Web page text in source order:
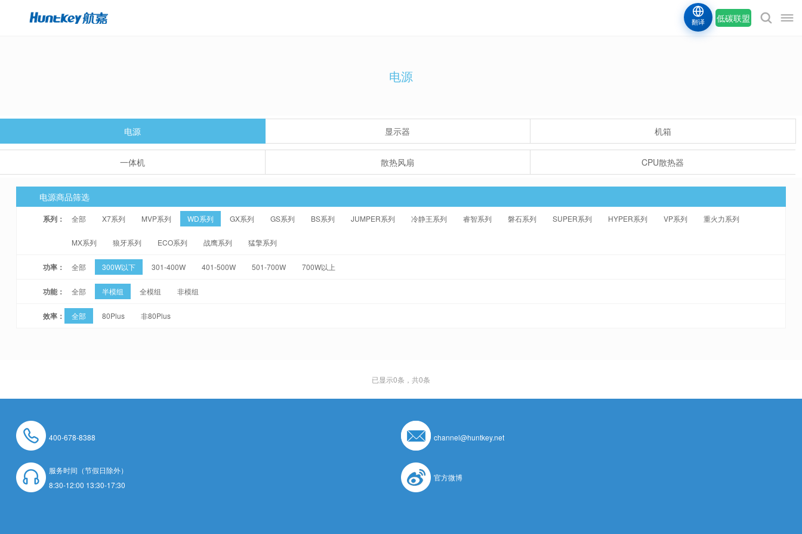
低碳联盟
翻译
电源
电源 显示器 机箱
一体机 散热风扇 CPU散热器
电源商品筛选
系列： 全部 X7系列 MVP系列 WD系列 GX系列 GS系列 BS系列 JUMPER系列 冷静王系列 睿智系列 磐石系列 SUPER系列 HYPER系列 VP系列 重火力系列
MX系列 狼牙系列 ECO系列 战鹰系列 猛擎系列
功率： 全部 300W以下 301-400W 401-500W 501-700W 700W以上
功能： 全部 半模组 全模组 非模组
效率： 全部 80Plus 非80Plus
已显示0条，共0条
400-678-8388 channel@huntkey.net
服务时间（节假日除外）
8:30-12:00 13:30-17:30
官方微博